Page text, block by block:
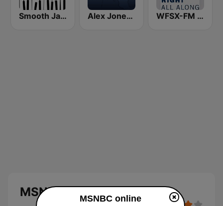
Smooth Jazz - Groov Alex Jones - Infowars.com WFSX-FM 92.5 Right All Along (US Only)
MSNBC MSNBC online